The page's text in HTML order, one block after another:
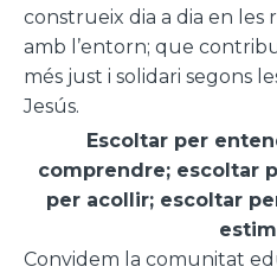
construeix dia a dia en les
amb l’entorn; que
més just i solidari segons
Jesús.
Escoltar per
comprendre; escoltar
per acollir; escoltar
Convidem la comunitat